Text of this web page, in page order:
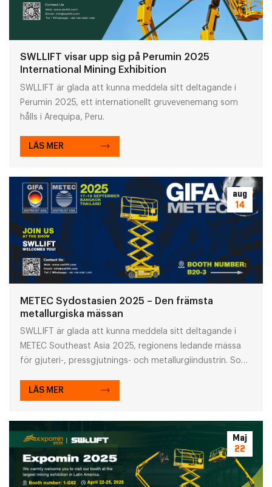
SWLLIFT visar upp sig på Perumin 2025
International Mining Exhibition
SWLLIFT är glada att kunna meddela sitt deltagande i
Perumin 2025, ett internationellt gruvevenemang som
hålls i Arequipa, Peru.
LÄS MER
aug
14
METEC Sydostasien 2025 – Den främsta
metallurgiska mässan
SWLLIFT är glada att kunna meddela sitt deltagande i
METEC Southeast Asia 2025, regionens ledande mässa
för gjuteri-, pressgjutnings- och metallurgiindustrin. Som
utställningsserien "Sparkling World of Metal" kommer
utrustning och lösningar som täcker hela värdekedjan,
inklusive gjutningsteknik, gjutningsutrustning, formning,
kärntillverkning och formtillverkning. SWLLIFT kommer att
visa upp sina senaste arbetsplattformar och
lyftutrustning och erbjuda innovativa, pålitliga och
LÄS MER
Maj
22